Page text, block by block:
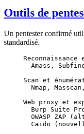
Outils de
Un pentester confirmé
standardisé.
Reconnaissance
Amass,
Scan et
Nmap,
Web proxy et
Burp Suite
OWASP ZAP
Caido